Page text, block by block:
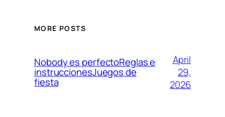
MORE POSTS
Nobody es perfectoReglas e
instruccionesJuegos de
fiesta
April
29,
2026